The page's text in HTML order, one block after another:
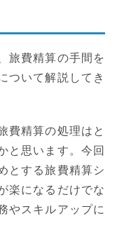
旅費精算の手間を
ついて解説してき
費精算の処理はと
と思います。今回
とする旅費精算シ
楽になるだけでな
やスキルアップに